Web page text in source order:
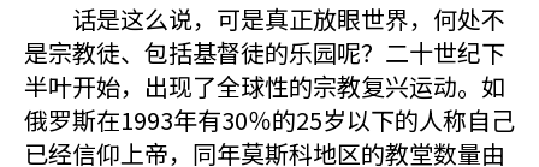
话是这么说，可是真正放眼世界，何处不
是宗教徒、包括基督徒的乐园呢？二十世纪下
半叶开始，出现了全球性的宗教复兴运动。如
俄罗斯在1993年有30％的25岁以下的人称自己
已经信仰上帝，同年莫斯科地区的教堂数量由